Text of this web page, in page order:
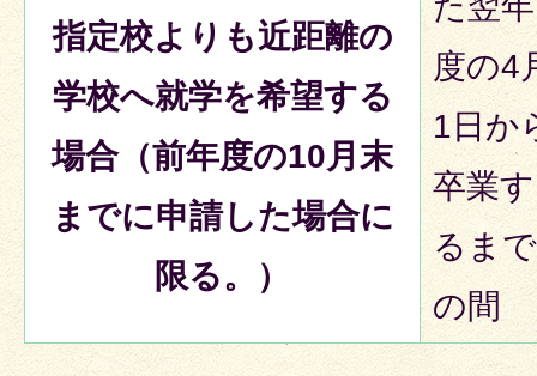
指定校よりも近距離の
学校へ就学を希望する
場合（前年度の10月末
までに申請した場合に
限る。）
度の4
1日か
卒業す
るまで
の間